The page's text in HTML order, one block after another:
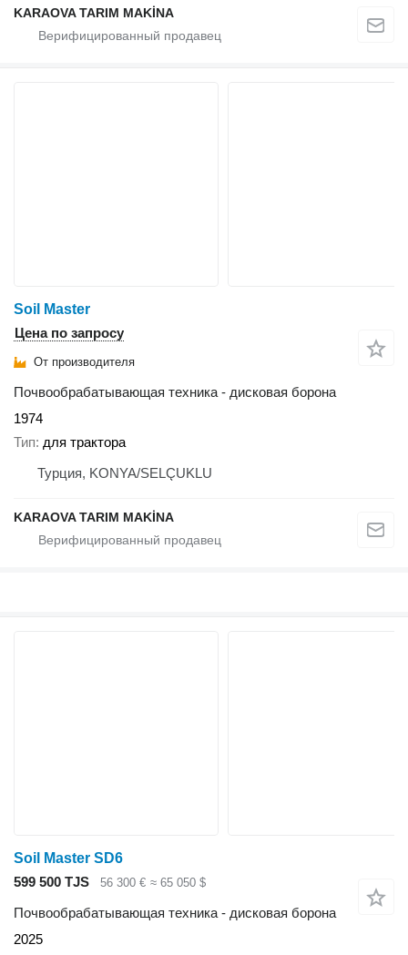
KARAOVA TARIM MAKİNA
Soil Master
Цена по запросу
От производителя
Почвообрабатывающая техника - дисковая борона
1974
Тип для трактора
Турция, KONYA/SELÇUKLU
KARAOVA TARIM MAKİNA
Soil Master SD6
599 500 TJS
56 300 € ≈ 65 050 $
Почвообрабатывающая техника - дисковая борона
2025